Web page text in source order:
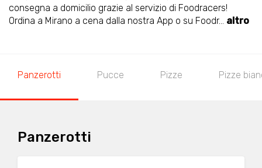
consegna a domicilio grazie al servizio di Foodracers!
Ordina a Mirano a cena dalla nostra App o su Foodr... altro
Panzerotti Pucce Pizze Pizze
Panzerotti